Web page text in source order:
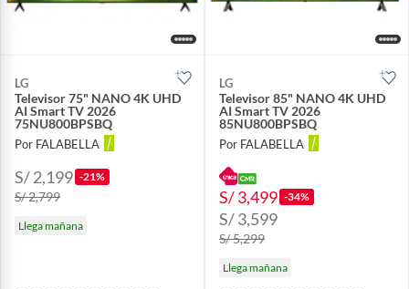
LG
Televisor 75" NANO 4K UHD
AI Smart TV 2026
75NU800BPSBQ
Por FALABELLA
S/ 2,199 -21%
S/ 2,799
Llega mañana
LG
Televisor 85" NANO 4K UHD
AI Smart TV 2026
85NU800BPSBQ
Por FALABELLA
S/ 3,499 -34%
S/ 3,599
S/ 5,299
Llega mañana